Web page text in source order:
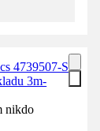
4739507-S
3m-
nikdo